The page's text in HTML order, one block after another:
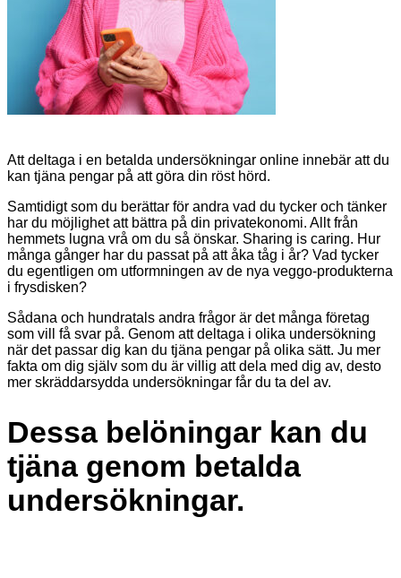
Att deltaga i en betalda undersökningar online innebär att du
kan tjäna pengar på att göra din röst hörd.
Samtidigt som du berättar för andra vad du tycker och tänker
har du möjlighet att bättra på din privatekonomi. Allt från
hemmets lugna vrå om du så önskar. Sharing is caring. Hur
många gånger har du passat på att åka tåg i år? Vad tycker
du egentligen om utformningen av de nya veggo-produkterna
i frysdisken?
Sådana och hundratals andra frågor är det många företag
som vill få svar på. Genom att deltaga i olika undersökning
när det passar dig kan du tjäna pengar på olika sätt. Ju mer
fakta om dig själv som du är villig att dela med dig av, desto
mer skräddarsydda undersökningar får du ta del av.
Dessa belöningar kan du
tjäna genom betalda
undersökningar.